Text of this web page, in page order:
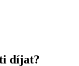
díjat?